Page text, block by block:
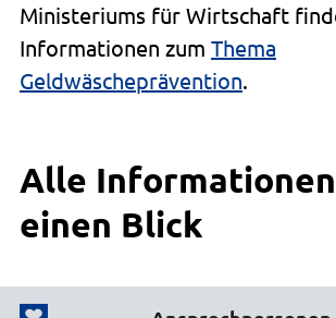
Ministeriums für Wirtschaft
Informationen zum Thema
Geldwäscheprävention.
Alle
einen Blick